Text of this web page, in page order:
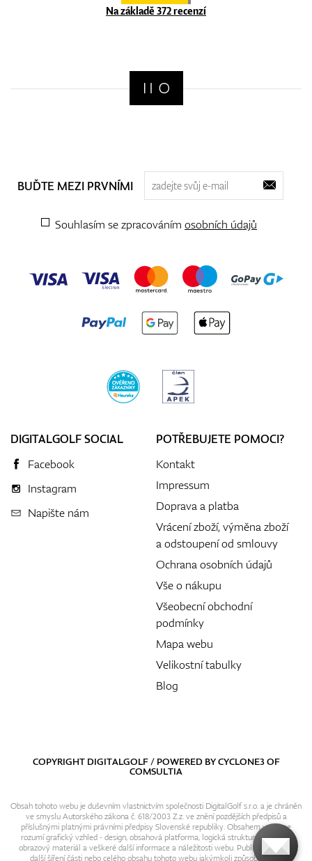
Na základě 372 recenzí
BUĎTE MEZI PRVNÍMI
Souhlasím se zpracováním osobních údajů
DIGITALGOLF SOCIAL
Facebook
Instagram
Napište nám
POTŘEBUJETE POMOCI?
Kontakt
Impressum
Doprava a platba
Vrácení zboží, výměna zboží
a odstoupení od smlouvy
Ochrana osobních údajů
Vše o nákupu
Všeobecní obchodní
podmínky
Mapa webu
Velikostní tabulky
Blog
COPYRIGHT DIGITALGOLF / POWERED BYCYCLONE3OF
COMSULTIA
Obsah tohoto webu je duševním vlastnictvím společnosti DigitalGolf s.r.o. a je chráněn
ve smyslu Autorského zákona č. 618/2003 Z.z. ve znění pozdějších předpisů a
příslušnými platnými právními předpisy Slovenské republiky. Obsahem webu se
rozumí grafický vzhled - design, obsahová platforma, logická struktura, textový i
obrazový materiál a veškeré další informace a náležitosti webu. Publikování resp.
další šíření části nebo celého obsahu tohoto webu jakýmkoli způsobem bez